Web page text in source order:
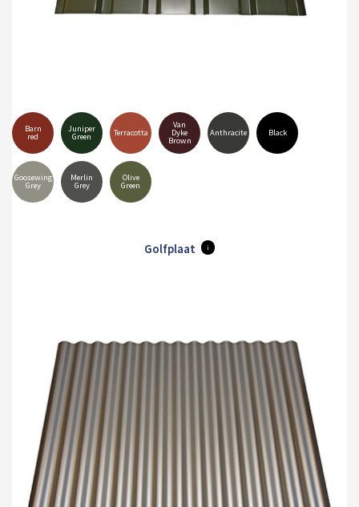
Barn
red
Juniper
Green Terracotta
Van
Dyke
Brown
Anthracite Black
Goosewing
Grey
Merlin
Grey
Olive
Green
Golfplaat i